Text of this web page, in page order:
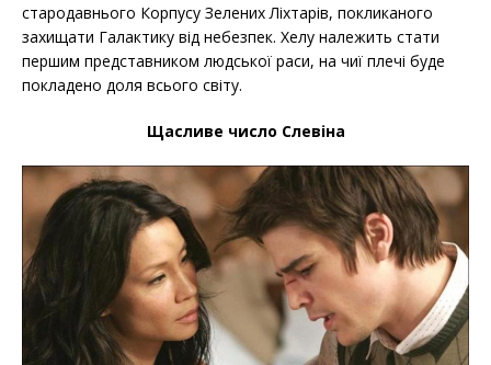
стародавнього Корпусу Зелених Ліхтарів, покликаного
захищати Галактику від небезпек. Хелу належить стати
першим представником людської раси, на чиї плечі буде
покладено доля всього світу.
Щасливе число Слевіна